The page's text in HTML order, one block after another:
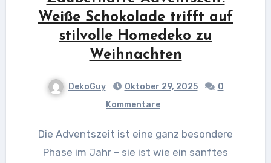
Weiße Schokolade trifft auf
stilvolle Homedeko zu
Weihnachten
DekoGuy Oktober 29, 2025
0
Kommentare
Die Adventszeit ist eine ganz besondere
Phase im Jahr – sie ist wie ein sanftes